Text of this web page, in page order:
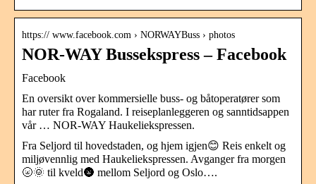
https:// www.facebook.com › NORWAYBuss › photos
NOR-WAY Bussekspress – Facebook
Facebook
En oversikt over kommersielle buss- og båtoperatører som
har ruter fra Rogaland. I reiseplanleggeren og sanntidsappen
vår … NOR-WAY Haukeliekspressen.
Fra Seljord til hovedstaden, og hjem igjen😊 Reis enkelt og
miljøvennlig med Haukeliekspressen. Avganger fra morgen
🌝🌞 til kveld🌚 mellom Seljord og Oslo….